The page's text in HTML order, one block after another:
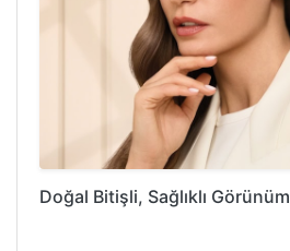
Doğal Bitişli, Sağlıklı Görünüm